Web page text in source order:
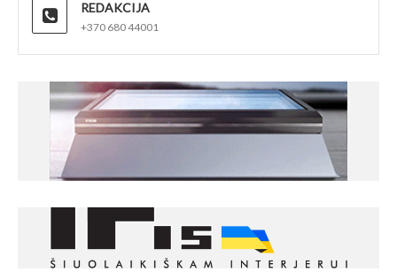
REDAKCIJA
+370 680 44001